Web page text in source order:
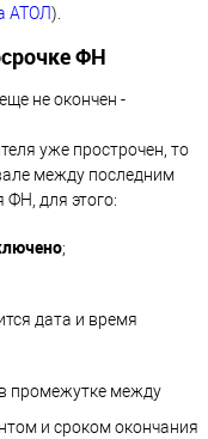
АТОЛ).
ФН
не окончен -
уже прострочен, то
между последним
ФН, для этого:
;
дата и время
промежутке между
и сроком окончания